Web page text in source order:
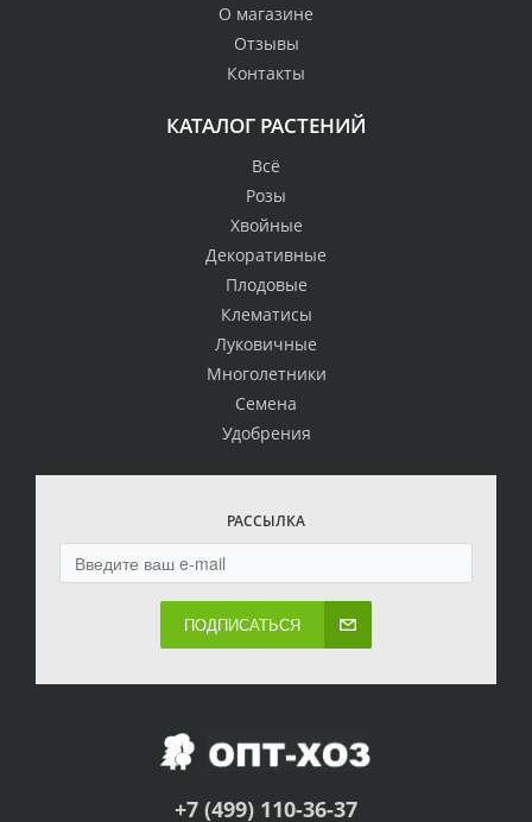
О магазине
Отзывы
Контакты
КАТАЛОГ РАСТЕНИЙ
Всё
Розы
Хвойные
Декоративные
Плодовые
Клематисы
Луковичные
Многолетники
Семена
Удобрения
РАССЫЛКА
ПОДПИСАТЬСЯ
+7 (499) 110-36-37